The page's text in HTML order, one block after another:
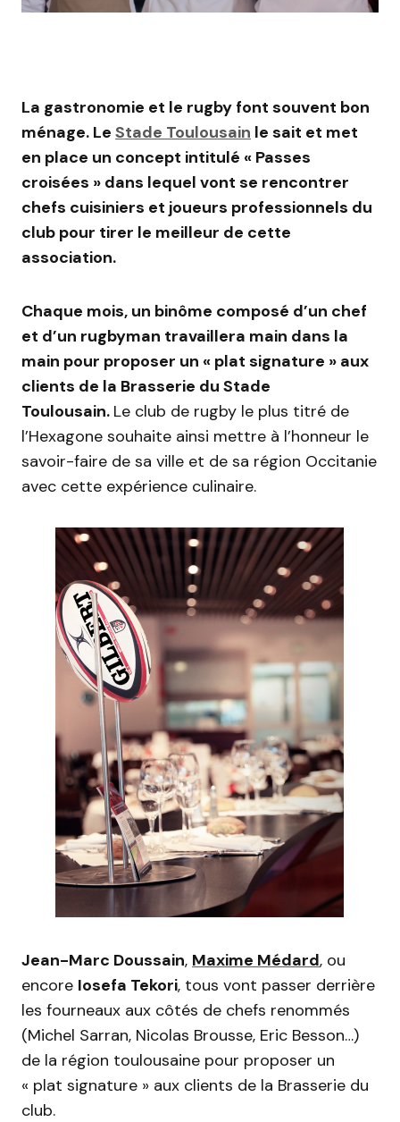
La gastronomie et le rugby font souvent bon
ménage. Le Stade Toulousain le sait et met
en place un concept intitulé « Passes
croisées » dans lequel vont se rencontrer
chefs cuisiniers et joueurs professionnels du
club pour tirer le meilleur de cette
association.
Chaque mois, un binôme composé d’un chef
et d’un rugbyman travaillera main dans la
main pour proposer un « plat signature » aux
clients de la Brasserie du Stade
Toulousain. Le club de rugby le plus titré de
l’Hexagone souhaite ainsi mettre à l’honneur le
savoir-faire de sa ville et de sa région Occitanie
avec cette expérience culinaire.
Jean-Marc Doussain, Maxime Médard, ou
encore Iosefa Tekori, tous vont passer derrière
les fourneaux aux côtés de chefs renommés
(Michel Sarran, Nicolas Brousse, Eric Besson…)
de la région toulousaine pour proposer un
« plat signature » aux clients de la Brasserie du
club.